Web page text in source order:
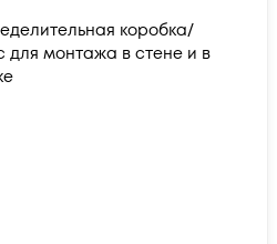
коробка/
для монтажа в стене и в